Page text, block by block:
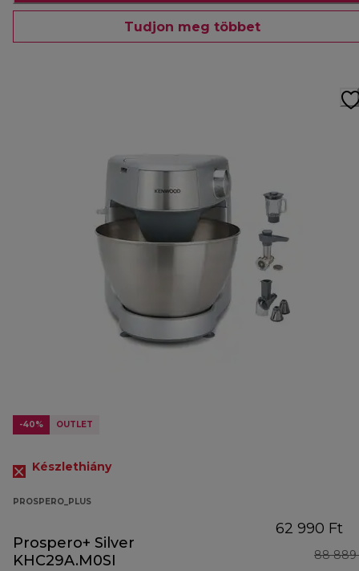
Tudjon meg többet
-40% OUTLET
Készlethiány
PROSPERO_PLUS
Prospero+ Silver
KHC29A.M0SI
62 990 Ft
88 889